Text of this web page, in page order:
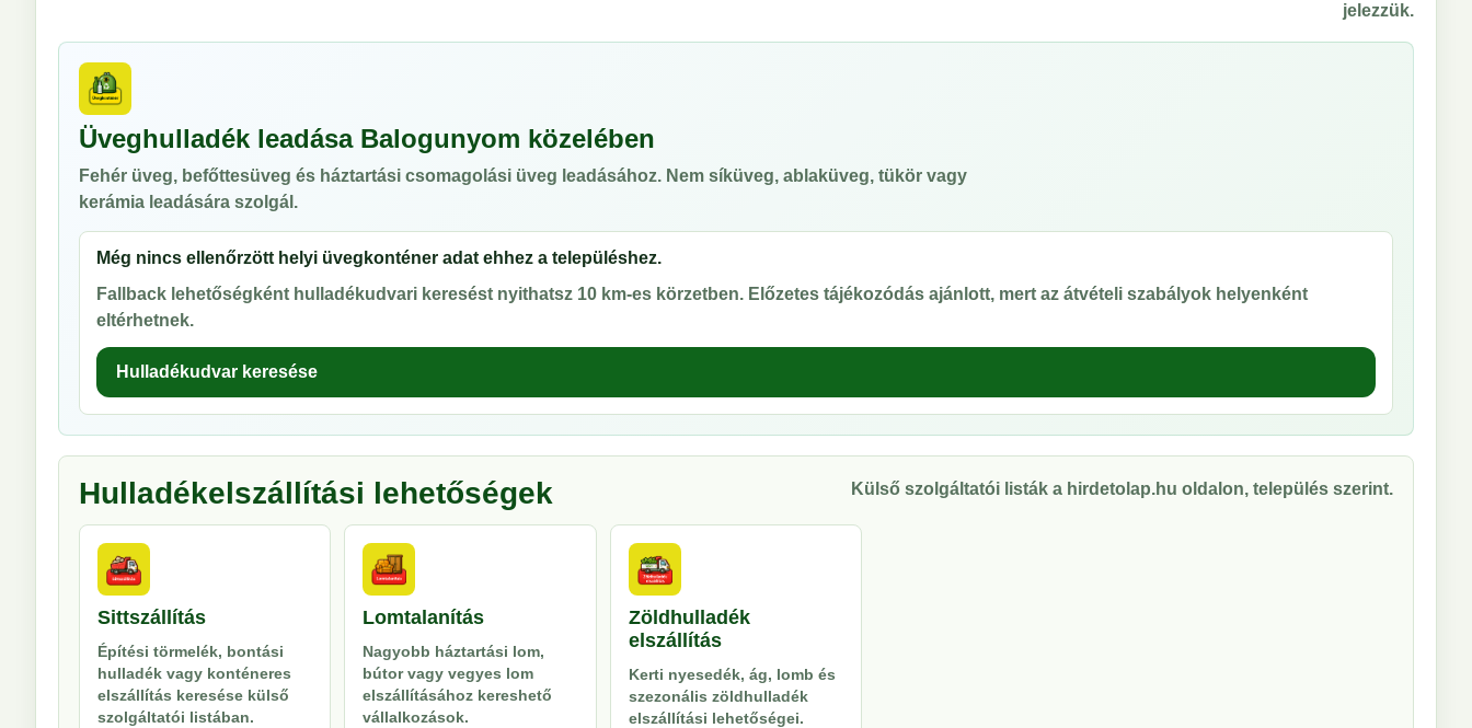
jelezzük.
Üveghulladék leadása Balogunyom közelében
Fehér üveg, befőttesüveg és háztartási csomagolási üveg leadásához. Nem síküveg, ablaküveg, tükör vagy
kerámia leadására szolgál.
Még nincs ellenőrzött helyi üvegkonténer adat ehhez a településhez.
Fallback lehetőségként hulladékudvari keresést nyithatsz 10 km-es körzetben. Előzetes tájékozódás ajánlott, mert az átvételi szabályok helyenként
eltérhetnek.
Hulladékudvar keresése
Hulladékelszállítási lehetőségek Külső szolgáltatói listák a hirdetolap.hu oldalon, település szerint.
Sittszállítás
Építési törmelék, bontási
hulladék vagy konténeres
elszállítás keresése külső
szolgáltatói listában.
Lomtalanítás
Nagyobb háztartási lom,
bútor vagy vegyes lom
elszállításához kereshető
vállalkozások.
Zöldhulladék
elszállítás
Kerti nyesedék, ág, lomb és
szezonális zöldhulladék
elszállítási lehetőségei.